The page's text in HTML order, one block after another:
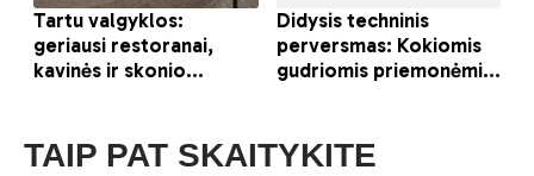
TAIP PAT SKAITYKITE